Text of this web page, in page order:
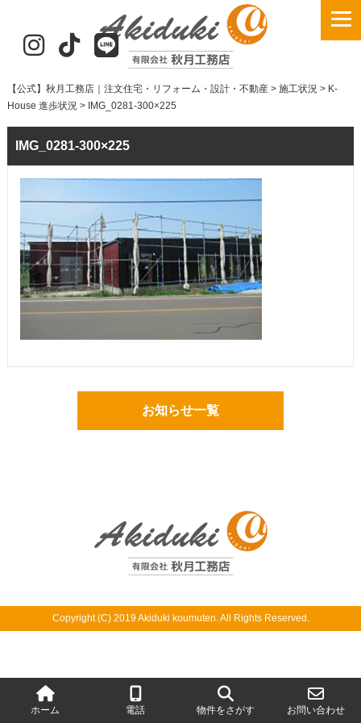
【公式】秋月工務店｜注文住宅・リフォーム・設計・不動産> 施工状況> K-
House 進歩状況> IMG_0281-300×225
IMG_0281-300×225
お知らせ一覧
Copyright (C) 2019 Akiduki koumuten. All Rights Reserved.
ホーム 電話 物件をさがす お問い合わせ